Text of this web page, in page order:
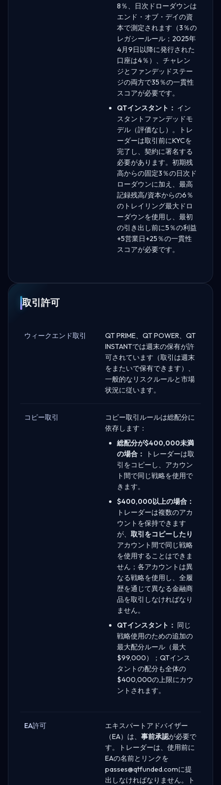
8％、日次ドローダウンは
エンド・オブ・デイの資
本で測定されます（3％の
レガシールール；2025年
4月9日以降に発行された
口座は4％）、チャレン
ジとファンデッドステー
ジの両方で35％の一貫性
スコアが必要です。
QTインスタント： イン
スタントファンデッドモ
デル（評価なし）。トレ
ーダーは取引前にKYCを
完了し、契約に署名する
必要があります。初期残
高からの固定3％の日次ド
ローダウンに加え、最高
記録残高/資本からの6％
のトレイリング最大ドロ
ーダウンを使用し、最初
の引き出し前に5％の利益
+5営業日+25％の一貫性
スコアが必要です。
取引許可
ウィークエンド取引
QT PRIME、QT POWER、QT
INSTANTでは週末の保有が許
可されています（取引は週末
をまたいで保有できます）、
一般的なリスクルールと市場
状況に従います。
コピー取引
コピー取引ルールは総配分に
依存します：
総配分が$400,000未満
の場合：
トレーダーは取
引をコピーし、アカウン
ト間で同じ戦略を使用で
きます。
$400,000以上の場合：
トレーダーは複数のアカ
ウントを保持できます
が、 取引をコピーしたり
アカウント間で同じ戦略
を使用することはできま
せん；各アカウントは異
なる戦略を使用し、全履
歴を通じて異なる金融商
品を取引しなければなり
ません。
QTインスタント： 同じ
戦略使用のための追加の
最大配分ルール（最大
$99,000）；QTインス
タントの配分も全体の
$400,000の上限にカウ
ントされます。
EA許可
エキスパートアドバイザー
（EA）は、 事前承認が必要で
す。トレーダーは、使用前に
EAの名前とリンクを
passes@qtfunded.comに提
出しなければなりません。ト